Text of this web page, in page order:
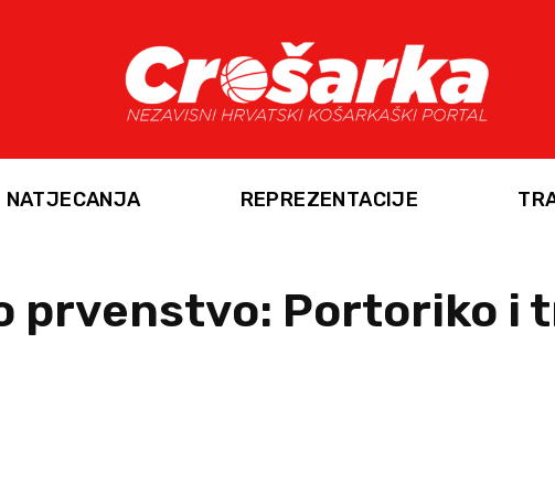
NATJECANJA REPREZENTACIJE
prvenstvo: Portoriko i